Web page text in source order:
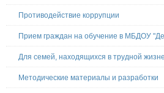
Противодействие коррупции
Прием граждан на обучение в МБДОУ
Для семей, находящихся в трудной
Методические материалы и разработки